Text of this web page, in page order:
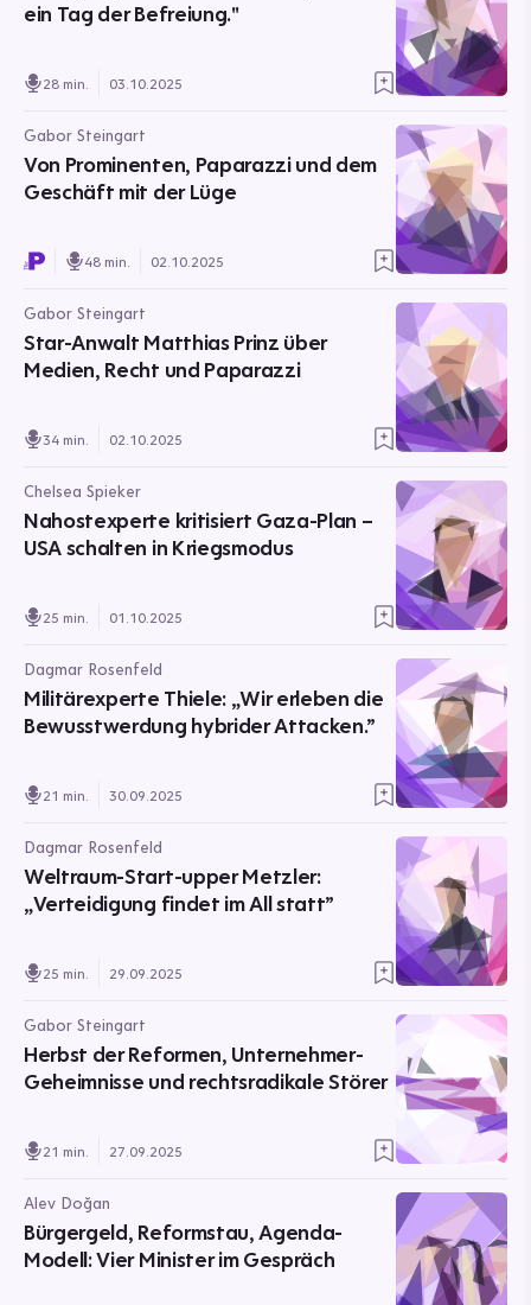
ein Tag der Befreiung."
28 min. 03.10.2025
Gabor Steingart
Von Prominenten, Paparazzi und dem
Geschäft mit der Lüge
48 min. 02.10.2025
Gabor Steingart
Star-Anwalt Matthias Prinz über
Medien, Recht und Paparazzi
34 min. 02.10.2025
Chelsea Spieker
Nahostexperte kritisiert Gaza-Plan –
USA schalten in Kriegsmodus
25 min. 01.10.2025
Dagmar Rosenfeld
Militärexperte Thiele: „Wir erleben die
Bewusstwerdung hybrider Attacken.”
21 min. 30.09.2025
Dagmar Rosenfeld
Weltraum-Start-upper Metzler:
„Verteidigung findet im All statt”
25 min. 29.09.2025
Gabor Steingart
Herbst der Reformen, Unternehmer-
Geheimnisse und rechtsradikale Störer
21 min. 27.09.2025
Alev Doğan
Bürgergeld, Reformstau, Agenda-
Modell: Vier Minister im Gespräch